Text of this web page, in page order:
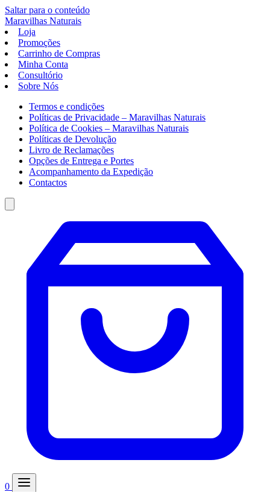
Saltar para o conteúdo
Maravilhas Naturais
Loja
Promoções
Carrinho de Compras
Minha Conta
Consultório
Sobre Nós
Termos e condições
Políticas de Privacidade – Maravilhas Naturais
Política de Cookies – Maravilhas Naturais
Políticas de Devolução
Livro de Reclamações
Opções de Entrega e Portes
Acompanhamento da Expedição
Contactos
0